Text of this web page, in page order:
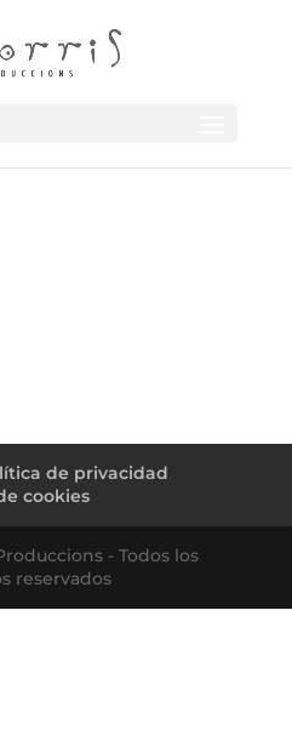
de privacidad
cookies
- Todos los
reservados